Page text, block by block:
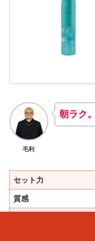
毛利
朝ラク
セット力
質感